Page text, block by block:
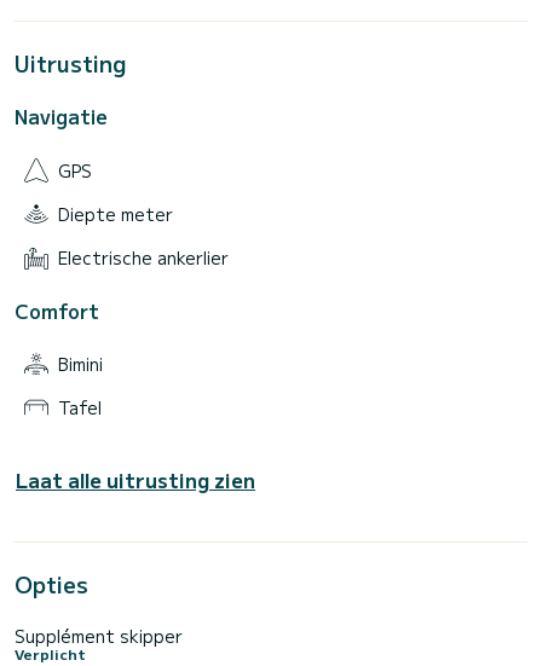
Uitrusting
Navigatie
GPS
Diepte meter
Electrische ankerlier
Comfort
Bimini
Tafel
Laat alle uitrusting zien
Opties
Supplément skipper
Verplicht